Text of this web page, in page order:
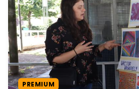
PREMIUM